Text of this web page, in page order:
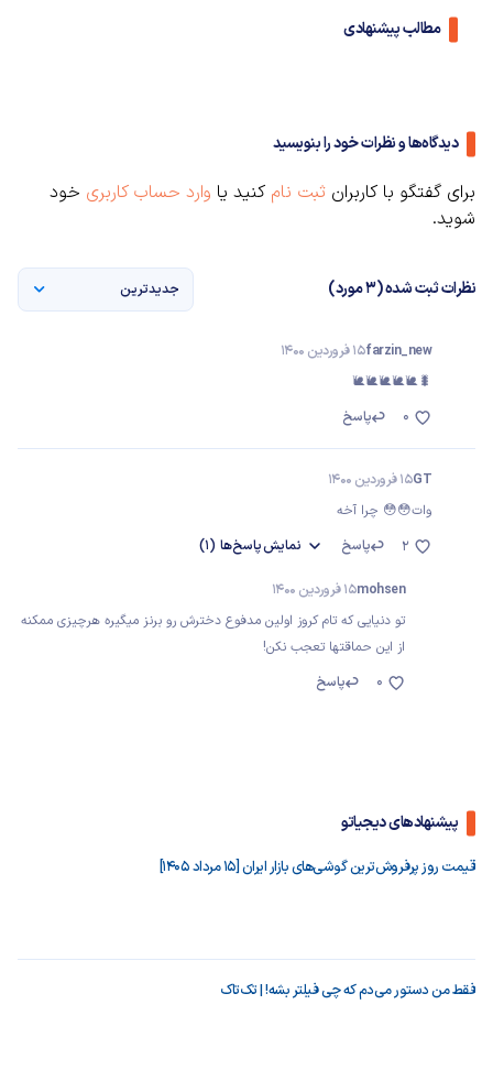
مطالب پیشنهادی
دیدگاه‌ها و نظرات خود را بنویسید
برای گفتگو با کاربران ثبت نام کنید یا وارد حساب کاربری خود
شوید.
نظرات ثبت شده (3 مورد) جدیدترین
farzin_new15 فروردین 1400
🐛🐌🐌🐌🐌🐌
پاسخ
0
GT15 فروردین 1400
وات😳😳 چرا آخه
پاسخ
نمایشپاسخ‌ها (1) 2
mohsen15 فروردین 1400
تو دنیایی که تام کروز اولین مدفوع دخترش رو برنز میگیره هرچیزی ممکنه
از این حماقتها تعجب نکن!
پاسخ
0
پیشنهادهای دیجیاتو
قیمت روز پرفروش‌ترین گوشی‌های بازار ایران [15 مرداد 1405]
فقط من دستور می‌دم که چی فیلتر بشه! | تک‌تاک